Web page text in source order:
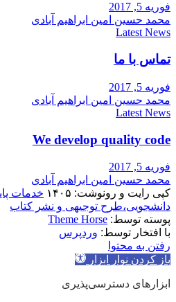
فوریه 5, 2017
محمد حسین امین ابراهیم آبادی
Latest News
تماس با ما
فوریه 5, 2017
محمد حسین امین ابراهیم آبادی
Latest News
We develop quality code
فوریه 5, 2017
محمد حسین امین ابراهیم آبادی
کپی رایت و رونوشت: ۱۴۰۵
خدمات
دانشجویی،طرح توجیهی و نشر کتاب
پوسته توسط: Theme Horse
با افتخار توسط: وردپرس
رفتن به محتوا
باز کردن نوار ابزار
ابزارهای دسترسی‌پذیری